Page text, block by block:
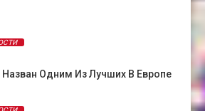
Одним Из Лучших В Европе